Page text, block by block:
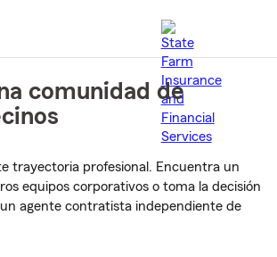
comunidad de
trayectoria profesional. Encuentra un
equipos corporativos o toma la decisión
agente contratista independiente de